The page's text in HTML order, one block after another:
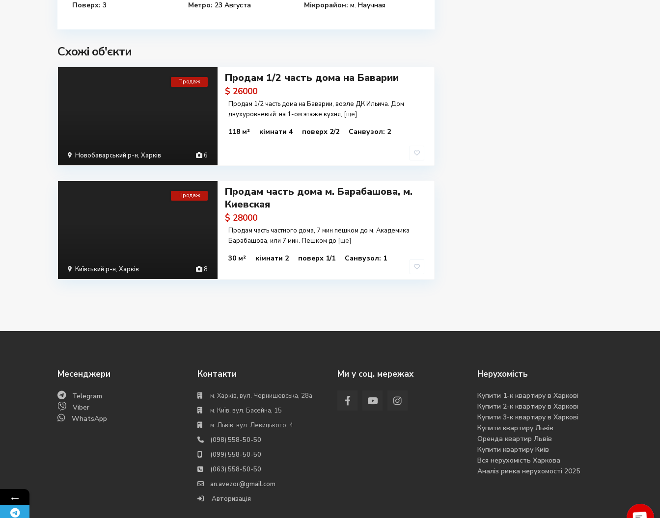
Поверх: 3 Метро: 23 Августа Мікрорайон: м. Научная
Схожі об'єкти
6
Новобаварський р-н, Харків
Продаж Продам 1/2 часть дома на Баварии
$ 26000
Продам 1/2 часть дома на Баварии, возле ДК Ильича. Дом
двухуровневый: на 1-ом этаже кухня, [ще]
118 м² кімнати 4 поверх 2/2 Санвузол: 2
8
Київський р-н, Харків
Продаж
Продам часть дома м. Барабашова, м.
Киевская
$ 28000
Продам часть частного дома, 7 мин пешком до м. Академика
Барабашова, или 7 мин. Пешком до [ще]
30 м² кімнати 2 поверх 1/1 Санвузол: 1
Месенджери
Telegram
Viber
WhatsApp
Контакти
м. Харків, вул. Чернишевська, 28а
м. Київ, вул. Басейна, 15
м. Львів, вул. Левицького, 4
(098) 558-50-50
(099) 558-50-50
(063) 558-50-50
an.avezor@gmail.com
Авторизація
Ми у соц. мережах Нерухомість
Купити 1-к квартиру в Харкові
Купити 2-к квартиру в Харкові
Купити 3-к квартиру в Харкові
Купити квартиру Львів
Оренда квартир Львів
Купити квартиру Киів
Вся нерухомість Харкова
Аналіз ринка нерухомості 2025
←